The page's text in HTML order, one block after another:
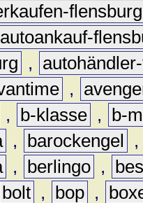
flensburg
autoankauf-
,
,
, b-klasse ,
b-
, barockengel
, berlingo ,
bolt , bop ,